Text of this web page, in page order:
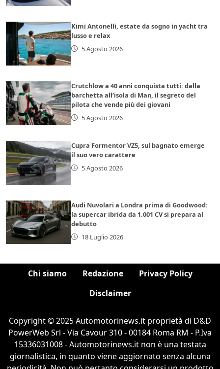
Kimi Antonelli, estate da sogno in yacht tra
lusso e relax
5 Agosto 2026
Crutchlow a 40 anni conquista tutti: dalla
barchetta all’isola di Man, il segreto del
pilota che vende più dei giovani
5 Agosto 2026
Cupra Formentor VZ5, sul bagnato emerge
il suo vero carattere
5 Agosto 2026
Audi Nuvolari a Londra prima di Goodwood:
la supercar ibrida da 1.001 CV si prepara al
debutto
18 Luglio 2026
Chi siamo Redazione
Privacy Policy
Disclaimer
Copyright © 2025 Automotorinews.it proprietà di D&D
PowerWeb Srl - Via Cavour 310 - 00184 Roma RM - P.Iva
15336031008 - Automotorinews.it non è una testata
giornalistica, in quanto viene aggiornato senza alcuna